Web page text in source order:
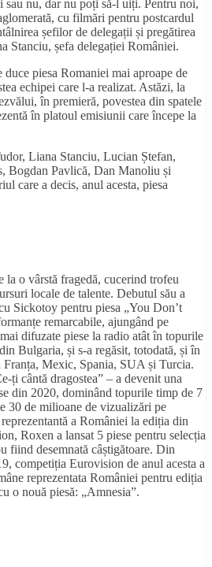
sau nu, dar nu poți să-l uiți. Pentru noi,
cu filmări pentru postcardul
șefilor de delegații și pregătirea
Stanciu, șefa delegației României.
piesa Romaniei mai aproape de
echipei care l-a realizat. Astăzi, la
în premieră, povestea din spatele
în platoul emisiunii care începe la
Liana Stanciu, Lucian Ștefan,
Bogdan Pavlică, Dan Manoliu și
care a decis, anul acesta, piesa
la o vârstă fragedă, cucerind trofeu
locale de talente. Debutul său a
Sickotoy pentru piesa „You Don’t
remarcabile, ajungând pe
difuzate piese la radio atât în topurile
Bulgaria, și s-a regăsit, totodată, și în
Mexic, Spania, SUA și Turcia.
ți cântă dragostea” – a devenit una
din 2020, dominând topurile timp de 7
30 de milioane de vizualizări pe
a României la ediția din
Roxen a lansat 5 piese pentru selecția
fiind desemnată câștigătoare. Din
competiția Eurovision de anul acesta a
reprezentata României pentru ediția
o nouă piesă: „Amnesia”.